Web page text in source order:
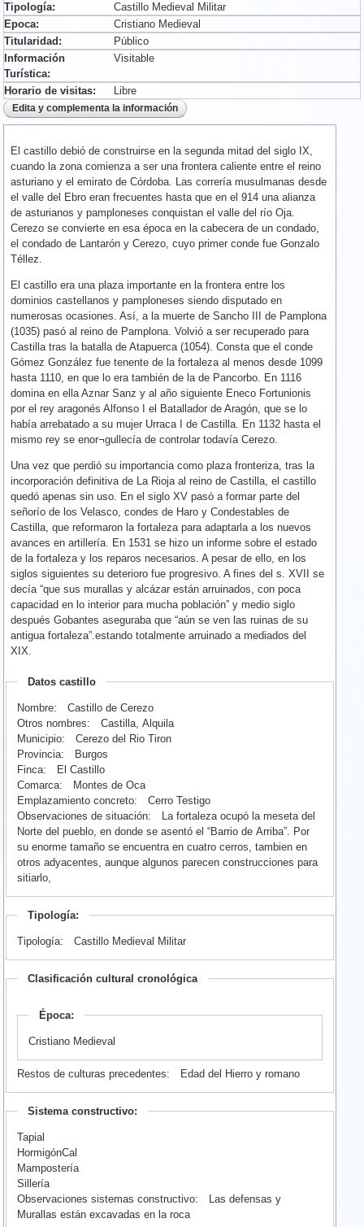
Tipología:
Castillo Medieval Militar
Epoca:
Cristiano Medieval
Titularidad:
Público
Información
Turística:
Visitable
Horario de visitas: Libre
El castillo debió de construirse en la segunda mitad del siglo IX,
cuando la zona comienza a ser una frontera caliente entre el reino
asturiano y el emirato de Córdoba. Las correría musulmanas desde
el valle del Ebro eran frecuentes hasta que en el 914 una alianza
de asturianos y pamploneses conquistan el valle del río Oja.
Cerezo se convierte en esa época en la cabecera de un condado,
el condado de Lantarón y Cerezo, cuyo primer conde fue Gonzalo
Téllez.
El castillo era una plaza importante en la frontera entre los
dominios castellanos y pamploneses siendo disputado en
numerosas ocasiones. Así, a la muerte de Sancho III de Pamplona
(1035) pasó al reino de Pamplona. Volvió a ser recuperado para
Castilla tras la batalla de Atapuerca (1054). Consta que el conde
Gómez González fue tenente de la fortaleza al menos desde 1099
hasta 1110, en que lo era también de la de Pancorbo. En 1116
domina en ella Aznar Sanz y al año siguiente Eneco Fortunionis
por el rey aragonés Alfonso I el Batallador de Aragón, que se lo
había arrebatado a su mujer Urraca I de Castilla. En 1132 hasta el
mismo rey se enor¬gullecía de controlar todavía Cerezo.
Una vez que perdió su importancia como plaza fronteriza, tras la
incorporación definitiva de La Rioja al reino de Castilla, el castillo
quedó apenas sin uso. En el siglo XV pasó a formar parte del
señorío de los Velasco, condes de Haro y Condestables de
Castilla, que reformaron la fortaleza para adaptarla a los nuevos
avances en artillería. En 1531 se hizo un informe sobre el estado
de la fortaleza y los reparos necesarios. A pesar de ello, en los
siglos siguientes su deterioro fue progresivo. A fines del s. XVII se
decía “que sus murallas y alcázar están arruinados, con poca
capacidad en lo interior para mucha población” y medio siglo
después Gobantes aseguraba que “aún se ven las ruinas de su
antigua fortaleza”.estando totalmente arruinado a mediados del
XIX.
Datos castillo
Nombre:
Castillo de Cerezo
Otros nombres:
Castilla, Alquila
Municipio:
Cerezo del Rio Tiron
Provincia:
Burgos
Finca:
El Castillo
Comarca:
Montes de Oca
Emplazamiento concreto:
Cerro Testigo
Observaciones de situación:
La fortaleza ocupó la meseta del
Norte del pueblo, en donde se asentó el “Barrio de Arriba”. Por
su enorme tamaño se encuentra en cuatro cerros, tambien en
otros adyacentes, aunque algunos parecen construcciones para
sitiarlo,
Tipología:
Tipología: Castillo Medieval Militar
Clasificación cultural cronológica
Época:
Cristiano Medieval
Restos de culturas precedentes: Edad del Hierro y romano
Sistema constructivo:
Tapial
HormigónCal
Mampostería
Sillería
Observaciones sistemas constructivo:
Las defensas y
Murallas están excavadas en la roca